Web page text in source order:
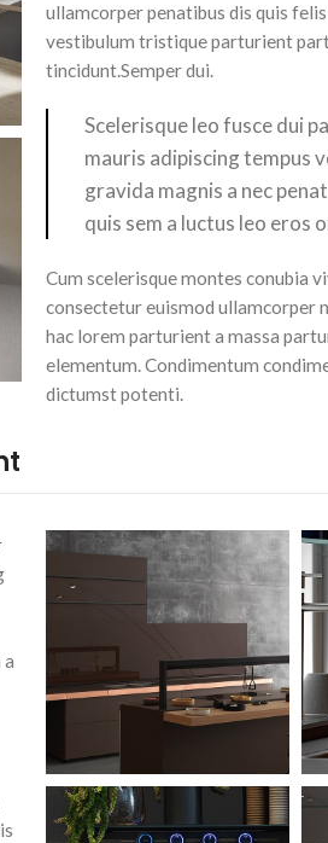
ullamcorper penatibus dis quis
vestibulum tristique parturient
tincidunt.Semper dui.
Scelerisque leo fusce dui
mauris adipiscing tempus
gravida magnis a nec
quis sem a luctus leo eros
Cum scelerisque montes conubia
consectetur euismod ullamcorper
hac lorem parturient a massa
elementum. Condimentum
dictumst potenti.